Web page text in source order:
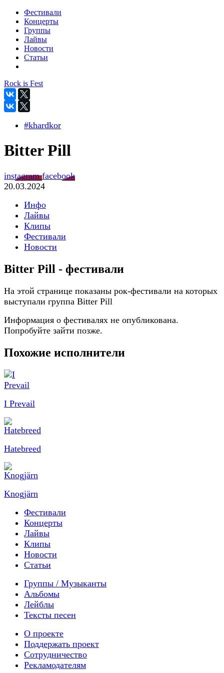
Фестивали
Концерты
Группы
Лайвы
Новости
Статьи
Rock is Fest
#khardkor
Bitter Pill
instagramfacebook
20.03.2024
Инфо
Лайвы
Клипы
Фестивали
Новости
Bitter Pill - фестивали
На этой странице показаны рок-фестивали на которых
выступали группа Bitter Pill
Информация о фестивалях не опубликована.
Попробуйте зайти позже.
Похожие исполнители
I Prevail
Hatebreed
Knogjärn
Фестивали
Концерты
Лайвы
Клипы
Новости
Статьи
Группы / Музыканты
Альбомы
Лейблы
Тексты песен
О проекте
Поддержать проект
Сотрудничество
Рекламодателям